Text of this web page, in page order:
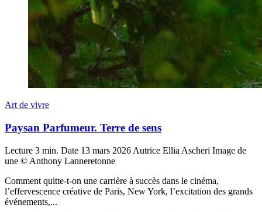
Art de vivre
Paysan Parfumeur. Terre de sens
Lecture 3 min. Date 13 mars 2026 Autrice Ellia Ascheri Image de
une © Anthony Lanneretonne
Comment quitte-t-on une carrière à succès dans le cinéma,
l’effervescence créative de Paris, New York, l’excitation des grands
événements,...